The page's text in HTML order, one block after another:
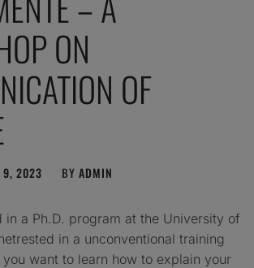
ON
OF
9, 2023 BY ADMIN
in a Ph.D. program at the University of
in a unconventional training
want to learn how to explain your